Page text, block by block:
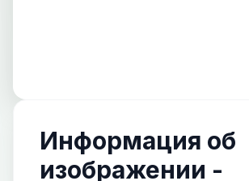
Информация об
изображении -